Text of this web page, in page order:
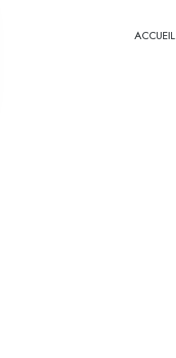
ACCUEIL